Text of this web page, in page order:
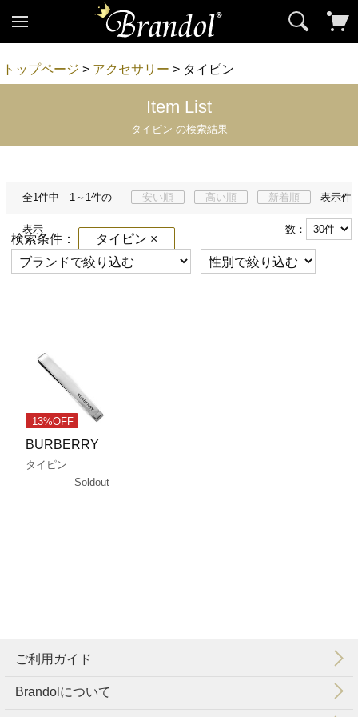
トップページ > アクセサリー > タイピン
Item List
タイピン の検索結果
全1件中 1～1件の
表示
安い順 高い順 新着順 表示件
数：
検索条件： タイピン ×
13%OFF
BURBERRY
タイピン
Soldout
ご利用ガイド
Brandolについて